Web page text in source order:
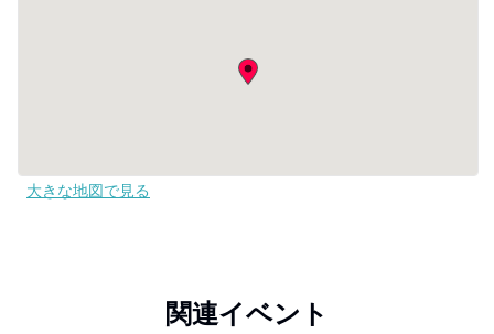
大きな地図で見る
関連イベント